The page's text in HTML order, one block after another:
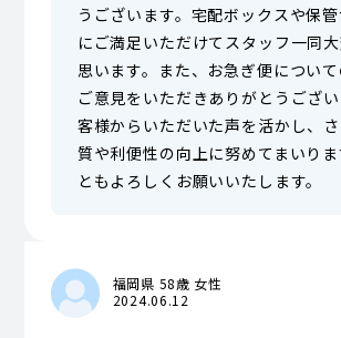
うございます。宅配ボックスや保
にご満足いただけてスタッフ一同
思います。また、お急ぎ便につい
ご意見をいただきありがとうござ
客様からいただいた声を活かし、
質や利便性の向上に努めてまいり
ともよろしくお願いいたします。
福岡県 58歳 女性
2024.06.12